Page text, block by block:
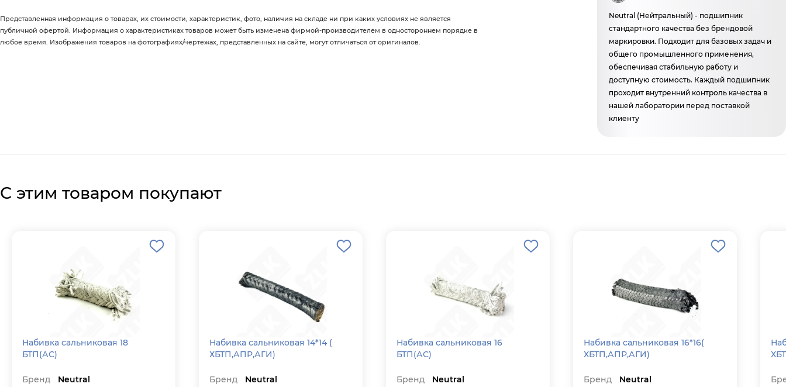
Представленная информация о товарах, их стоимости, характеристик, фото, наличия на складе ни при каких условиях не является
публичной офертой. Информация о характеристиках товаров может быть изменена фирмой-производителем в одностороннем порядке в
любое время. Изображения товаров на фотографиях/чертежах, представленных на сайте, могут отличаться от оригиналов.
Neutral (Нейтральный) - подшипник
стандартного качества без брендовой
маркировки. Подходит для базовых задач и
общего промышленного применения,
обеспечивая стабильную работу и
доступную стоимость. Каждый подшипник
проходит внутренний контроль качества в
нашей лаборатории перед поставкой
клиенту
С этим товаром покупают
Набивка сальниковая 18
БТП(АС)
Бренд Neutral
Набивка сальниковая 14*14 (
ХБТП,АПР,АГИ)
Бренд Neutral
Набивка сальниковая 16
БТП(АС)
Бренд Neutral
Набивка сальниковая 16*16(
ХБТП,АПР,АГИ)
Бренд Neutral